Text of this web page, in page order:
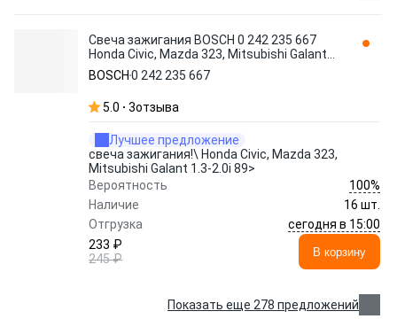
Свеча зажигания BOSCH 0 242 235 667
Honda Civic, Mazda 323, Mitsubishi Galant
1.3-2.0i 89>
BOSCH 0 242 235 667
5.0 3отзыва
Лучшее предложение
свеча зажигания!\ Honda Civic, Mazda 323,
Mitsubishi Galant 1.3-2.0i 89>
Вероятность
100%
Наличие
16 шт.
Отгрузка
сегодня в 15:00
233 ₽
245 ₽
В корзину
Показать еще 278 предложений